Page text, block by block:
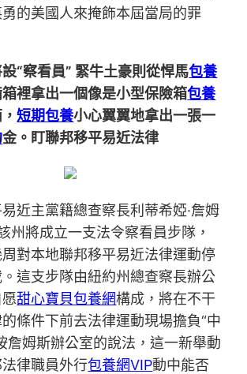
的美國人來掩飾本屆當局的罪
“察看員” 緊牛土豪則從悍馬包養
裡拿出一個像是小型保險箱包養
短期包養小心翼翼地拿出一張一
金。盯聯邦移平易近法律
近主黨籍總查察長利蒂希婭·詹姆
州將成立一支法令察看員步隊，
對本地聯邦移平易近法律運動停
這支步隊由紐約州總查察長辦公
甜心寶貝包養網構成，將在不干
條件下前去法律運動現場擔負“中
詹姆斯辦公室的說法，這一新舉動
律職員外行包養網VIP動中能否